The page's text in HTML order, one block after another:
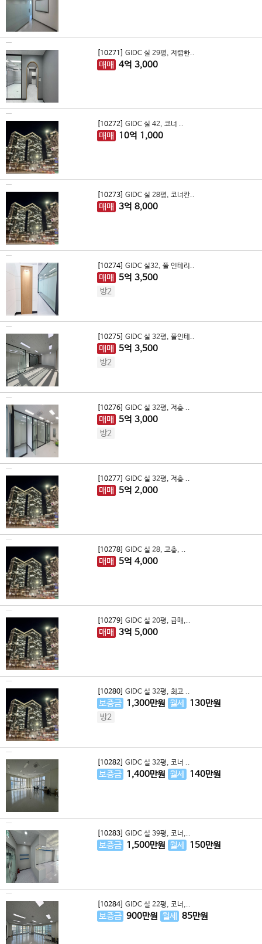
[10271] GIDC 실 29평, 저렴한..
매매 4억 3,000
[10272] GIDC 실 42, 코너 ..
매매 10억 1,000
[10273] GIDC 실 28평, 코너칸..
매매 3억 8,000
[10274] GIDC 실32, 풀 인테리..
매매 5억 3,500
방2
[10275] GIDC 실 32평, 풀인테..
매매 5억 3,500
방2
[10276] GIDC 실 32평, 저층 ..
매매 5억 3,000
방2
[10277] GIDC 실 32평, 저층 ..
매매 5억 2,000
[10278] GIDC 실 28, 고층, ..
매매 5억 4,000
[10279] GIDC 실 20평, 급매,..
매매 3억 5,000
[10280] GIDC 실 32평, 최고 ..
보증금 1,300만원 월세 130만원
방2
[10282] GIDC 실 32평, 코너 ..
보증금 1,400만원 월세 140만원
[10283] GIDC 실 39평, 코너,..
보증금 1,500만원 월세 150만원
[10284] GIDC 실 22평, 코너,..
보증금 900만원 월세 85만원